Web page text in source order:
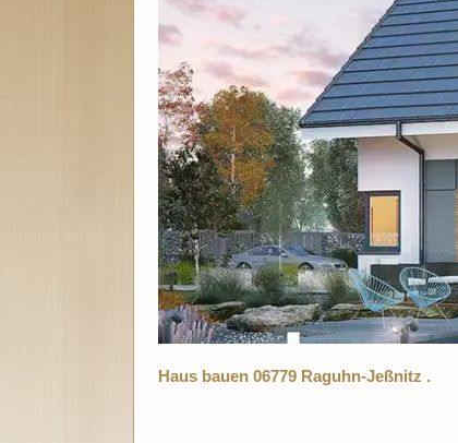
Haus bauen 06779 Raguhn-Jeßnitz .